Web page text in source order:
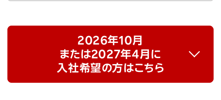
2026年10月
または2027年4月に
入社希望の方はこちら